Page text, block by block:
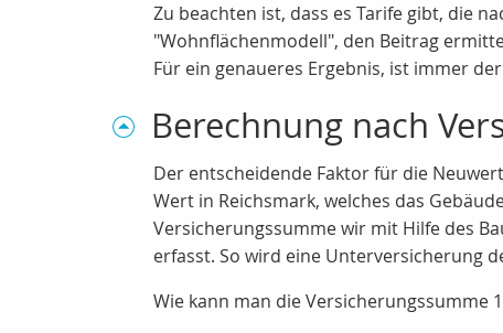
Zu beachten ist, dass es Tarife gibt, die
"Wohnflächenmodell", den Beitrag
Für ein genaueres Ergebnis, ist immer
Berechnung nach
Der entscheidende Faktor für die
Wert in Reichsmark, welches das
Versicherungssumme wir mit Hilfe des
erfasst. So wird eine Unterversicherung
Wie kann man die Versicherungssumme